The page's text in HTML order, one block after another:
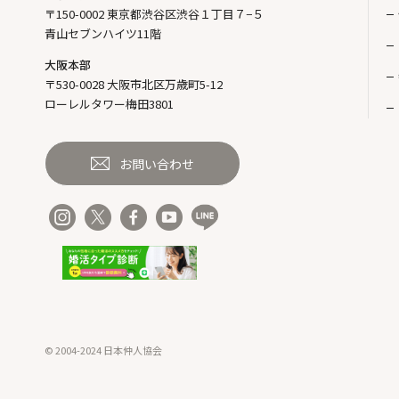
〒150-0002 東京都渋谷区渋谷１丁目７−５
青山セブンハイツ11階
大阪本部
〒530-0028 大阪市北区万歳町5-12
ローレルタワー梅田3801
お問い合わせ
© 2004-2024 日本仲人協会